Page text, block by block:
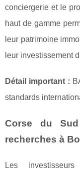
conciergerie et le
haut de gamme
leur patrimoine
leur investissement
Détail important :
standards
Corse du
recherches à
Les